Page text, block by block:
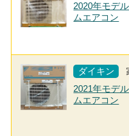
2020年モデ
ムエアコン
ダイキン
2021年モデ
ムエアコン